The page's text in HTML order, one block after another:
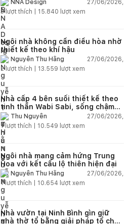
nhiên
NNA Design
27/06/2026,
3lượt thích | 15.840 lượt xem
Ngôi nhà không cần điều hòa nhờ
thiết kế theo khí hậu
Nguyễn Thu Hằng
27/06/2026,
2lượt thích | 13.559 lượt xem
Nhà cấp 4 bên suối thiết kế theo
tinh thần Wabi Sabi, sống chậm
giữa thiên nhiên
Thu Nguyễn
27/06/2026,
1lượt thích | 10.549 lượt xem
Ngôi nhà mang cảm hứng Trung
Hoa với kết cấu lộ thiên hiện đại
Nguyễn Thu Hằng
27/06/2026,
1lượt thích | 10.654 lượt xem
Nhà vườn tại Ninh Bình gìn giữ
nhà thờ tổ bằng giải pháp tổ chức